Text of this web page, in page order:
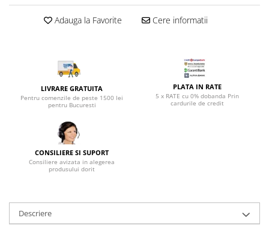
Suporturi si rafturi pantofi
Seturi mobilier hol
Stender haine
Suport pentru umerase
Mobilier gradinita
Mese gradinita
Set mese si scaune gradinita
Mobilier copii
Adauga la Favorite Cere informatii
LIVRARE GRATUITA
Pentru comenzile de peste 1500 lei
pentru Bucuresti
PLATA IN RATE
5 x RATE cu 0% dobanda Prin
cardurile de credit
CONSILIERE SI SUPORT
Consiliere avizata in alegerea
produsului dorit
Descriere